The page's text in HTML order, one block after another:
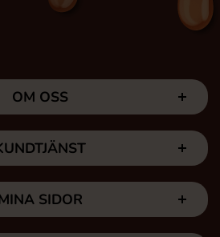
OM OSS
SIDOR